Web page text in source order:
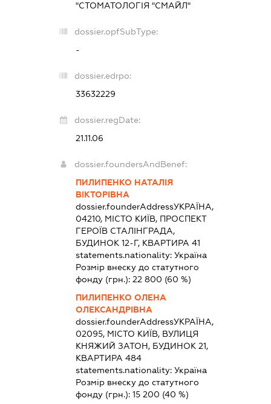
"СТОМАТОЛОГІЯ "СМАЙЛ"
dossier.opfSubType:
-
dossier.edrpo:
33632229
dossier.regDate:
21.11.06
dossier.foundersAndBenef:
ПИЛИПЕНКО НАТАЛІЯ
ВІКТОРІВНА
dossier.founderAddressУКРАЇНА,
04210, МІСТО КИЇВ, ПРОСПЕКТ
ГЕРОЇВ СТАЛІНГРАДА,
БУДИНОК 12-Г, КВАРТИРА 41
statements.nationality: Україна
Розмір внеску до статутного
фонду (грн.): 22 800 (60 %)
ПИЛИПЕНКО ОЛЕНА
ОЛЕКСАНДРІВНА
dossier.founderAddressУКРАЇНА,
02095, МІСТО КИЇВ, ВУЛИЦЯ
КНЯЖИЙ ЗАТОН, БУДИНОК 21,
КВАРТИРА 484
statements.nationality: Україна
Розмір внеску до статутного
фонду (грн.): 15 200 (40 %)